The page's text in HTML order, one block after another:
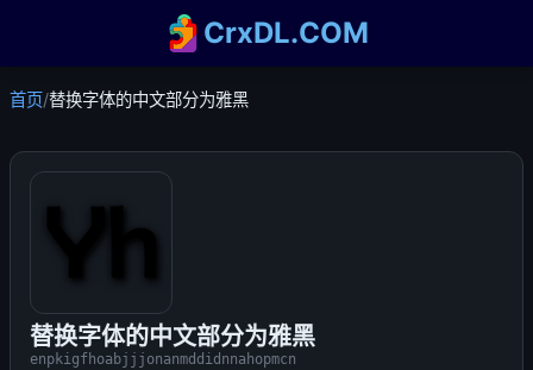
CrxDL.COM
首页/替换字体的中文部分为雅黑
替换字体的中文部分为雅黑
enpkigfhoabjjjonanmddidnnahopmcn